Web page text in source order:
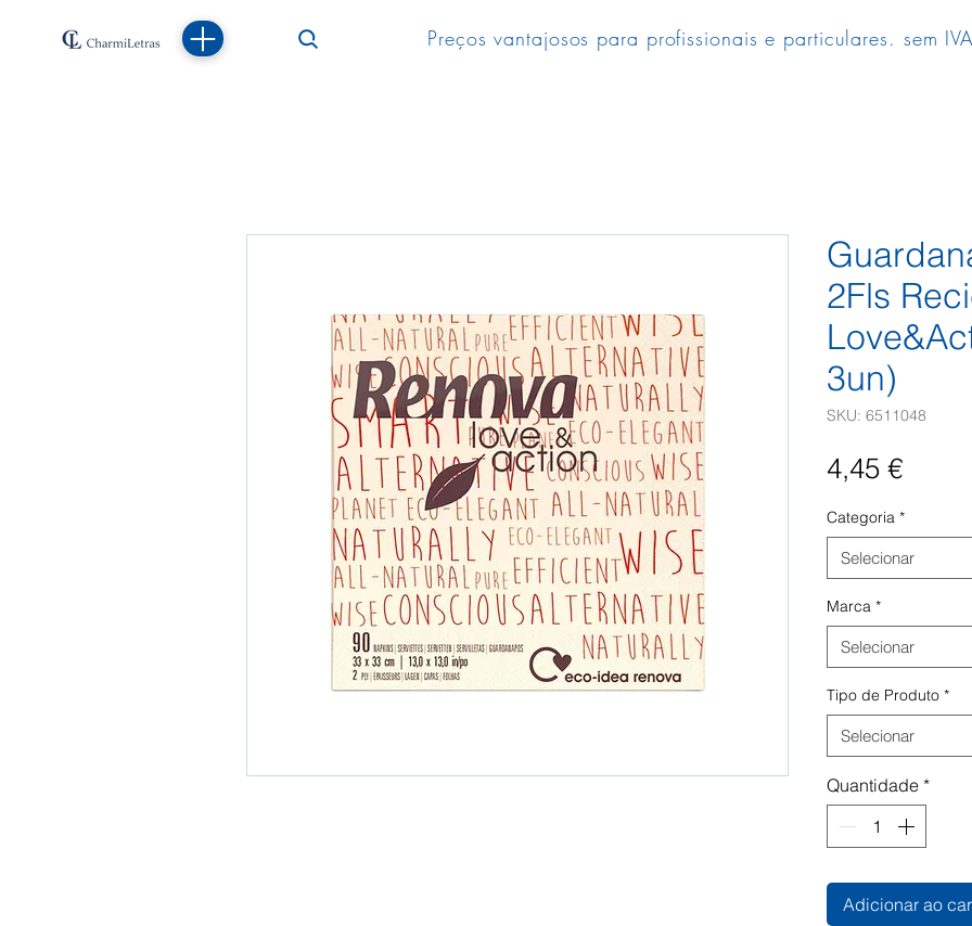
Preços vantajosos para profissionais e particulares. sem
2Fls
3un)
SKU: 6511048
4,45 €Preço
Categoria *
Selecionar
Marca *
Selecionar
Tipo de Produto *
Selecionar
Quantidade *
Adicionar ao